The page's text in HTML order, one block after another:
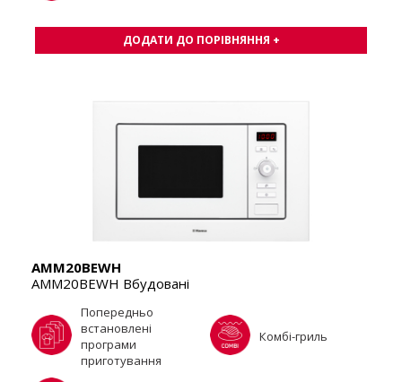
ДОДАТИ ДО ПОРІВНЯННЯ +
AMM20BEWH
AMM20BEWH Вбудовані
Попередньо
встановлені
програми
приготування
Комбі-гриль